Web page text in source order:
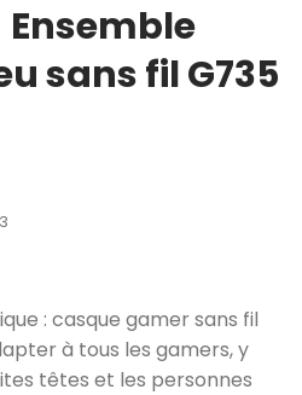
Ensemble
sans fil G735
: casque gamer sans fil
à tous les gamers, y
têtes et les personnes